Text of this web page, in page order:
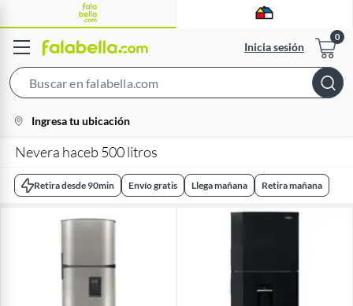
Inicia sesión
Bar
location-
icon
Ingresa tu ubicación
Nevera haceb 500 litros
Retira desde 90min Envío gratis Llega mañana Retira mañana